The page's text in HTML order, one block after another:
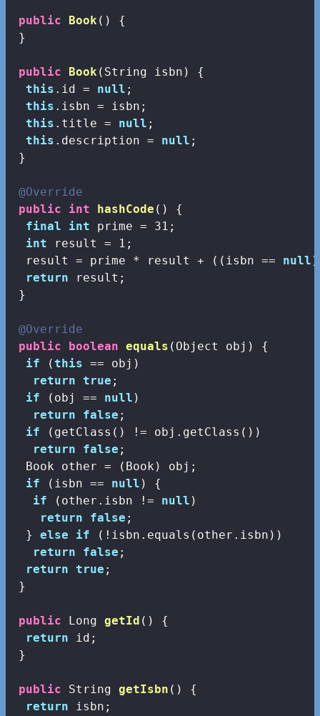
public Book ()
{
}
public Book (String isbn)
{
this .id = null ;
this .isbn = isbn;
this .title = null ;
this .description = null ;
}
@Override
public
int hashCode ()
{
final
int prime = 31 ;
int result = 1 ;
  result = prime * result + ((isbn ==
null
return result;
}
@Override
public
boolean equals (Object obj)
{
if (this == obj)
return true ;
if (obj == null )
return
false ;
if (getClass() != obj.getClass())
return
false ;
  Book other = (Book) obj;
if (isbn == null ) {
if (other.isbn != null )
return
false ;
  }
else if (!isbn.equals(other.isbn))
return
false ;
return true ;
}
public Long getId ()
{
return id;
}
public String getIsbn ()
{
return isbn;